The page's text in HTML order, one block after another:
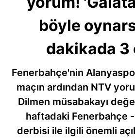
böyle
dakikada 3
Fenerbahçe'nin
maçın ardından NTV
Dilmen müsabakayı
haftadaki Fenerbahçe
derbisi ile ilgili önemli